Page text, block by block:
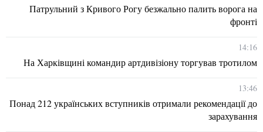
Патрульний з Кривого Рогу безжально палить ворога на
фронті
14:16
На Харківщині командир артдивізіону торгував тротилом
13:46
Понад 212 українських вступників отримали рекомендації до
зарахування